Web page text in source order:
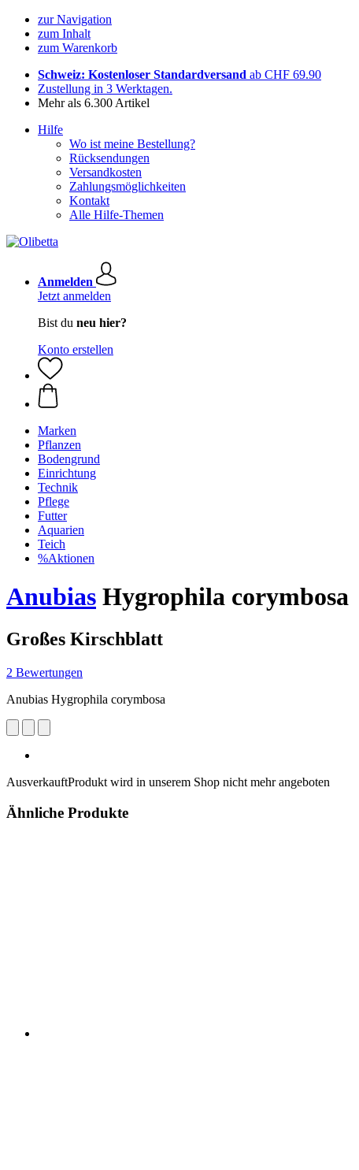
zur Navigation
zum Inhalt
zum Warenkorb
Schweiz: Kostenloser Standardversand ab CHF 69.90
Zustellung in 3 Werktagen.
Mehr als 6.300 Artikel
Hilfe
Wo ist meine Bestellung?
Rücksendungen
Versandkosten
Zahlungsmöglichkeiten
Kontakt
Alle Hilfe-Themen
Anmelden
Jetzt anmelden
Bist du neu hier?
Konto erstellen
Marken
Pflanzen
Bodengrund
Einrichtung
Technik
Pflege
Futter
Aquarien
Teich
%Aktionen
Anubias Hygrophila corymbosa
Großes Kirschblatt
2 Bewertungen
Anubias Hygrophila corymbosa
AusverkauftProdukt wird in unserem Shop nicht mehr angeboten
Ähnliche Produkte